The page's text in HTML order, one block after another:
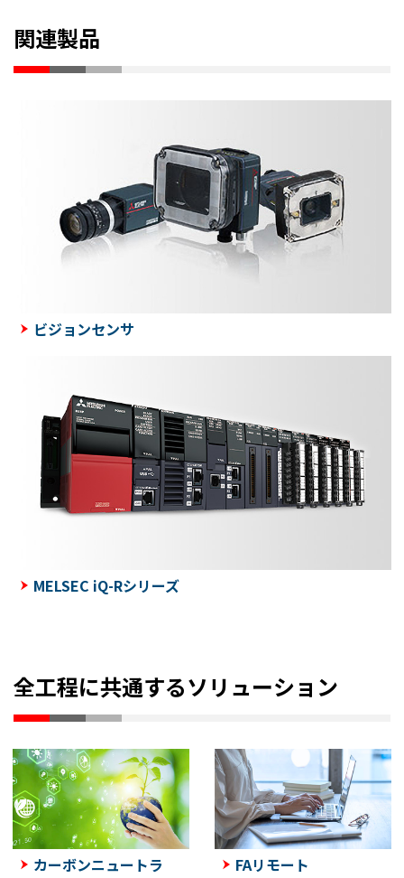
関連製品
ビジョンセンサ
MELSEC iQ-Rシリーズ
全工程に共通するソリューション
カーボンニュートラ
FAリモート